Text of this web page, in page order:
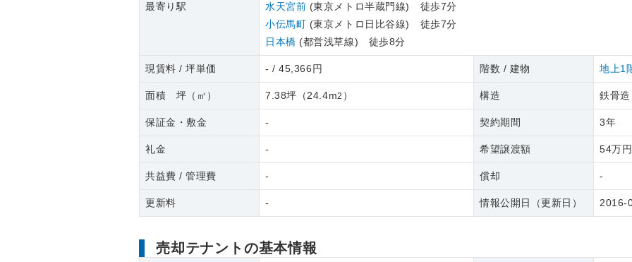
最寄り駅
水天宮前 (東京メトロ半蔵門線) 徒歩7分
小伝馬町 (東京メトロ日比谷線) 徒歩7分
日本橋 (都営浅草線) 徒歩8分
現賃料 / 坪単価 - / 45,366円 階数 / 建物 地上1
面積 坪（㎡） 7.38坪 （24.4m2 ） 構造 鉄骨造
保証金・敷金 - 契約期間 3年
礼金 - 希望譲渡額 54万円
共益費 / 管理費 - 償却 -
更新料 - 情報公開日（更新日） 2016-
売却テナントの基本情報